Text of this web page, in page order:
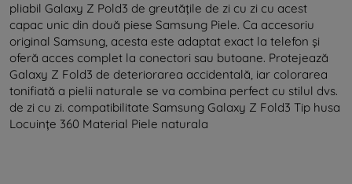
pliabil Galaxy Z Pold3 de greutățile de zi cu zi cu acest
capac unic din două piese Samsung Piele. Ca accesoriu
original Samsung, acesta este adaptat exact la telefon și
oferă acces complet la conectori sau butoane. Protejează
Galaxy Z Fold3 de deteriorarea accidentală, iar colorarea
tonifiată a pielii naturale se va combina perfect cu stilul dvs.
de zi cu zi. compatibilitate Samsung Galaxy Z Fold3 Tip husa
Locuințe 360 Material Piele naturala